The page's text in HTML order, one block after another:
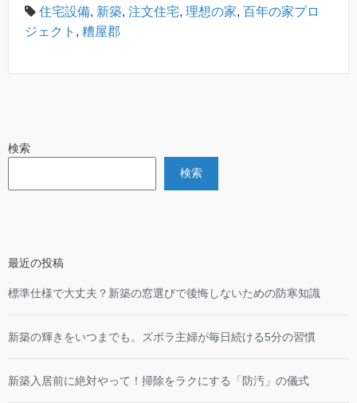
住宅設備, 新築, 注文住宅, 理想の家, 百年の家プロ
ジェクト , 糟屋郡
検索
検索
最近の投稿
標準仕様で大丈夫？新築の窓選びで後悔しないための防寒知識
新築の輝きをいつまでも。ズボラ主婦が毎日続ける5分の習慣
新築入居前に絶対やって！掃除をラクにする「防汚」の儀式